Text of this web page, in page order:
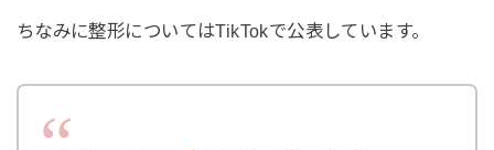
ちなみに整形についてはTikTokで公表しています。